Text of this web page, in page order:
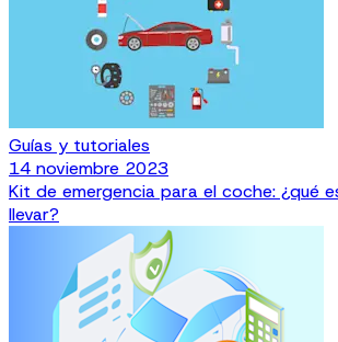
Guías y tutoriales
14 noviembre 2023
Kit de emergencia para el coche: ¿qué
llevar?